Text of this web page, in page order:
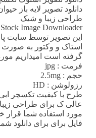
دانلود تصویر لایه باز
طراحی زیبا و شیک
Image Downloader
این تصویر توسط سایت
استاک و وکتور به صورت
گرفته است امیداریم
فرمت : jpg
حجم : 2.5mg
رزولوشن : HD
طرح با کیفیت تکسچر
عالی ک برای طراحی
مورد استفاده شما قرار
فایل برای برای دانلود